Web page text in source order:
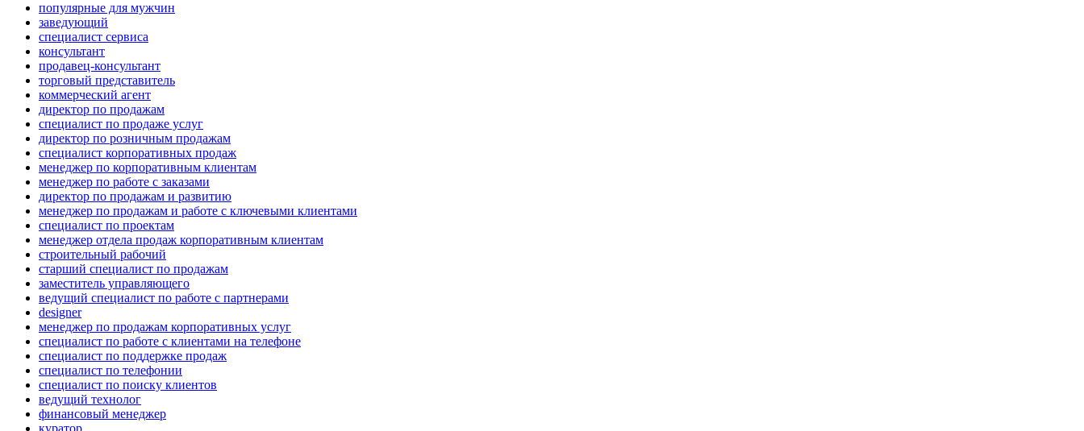
популярные для мужчин
заведующий
специалист сервиса
консультант
продавец-консультант
торговый представитель
коммерческий агент
директор по продажам
специалист по продаже услуг
директор по розничным продажам
специалист корпоративных продаж
менеджер по корпоративным клиентам
менеджер по работе с заказами
директор по продажам и развитию
менеджер по продажам и работе с ключевыми клиентами
специалист по проектам
менеджер отдела продаж корпоративным клиентам
строительный рабочий
старший специалист по продажам
заместитель управляющего
ведущий специалист по работе с партнерами
designer
менеджер по продажам корпоративных услуг
специалист по работе с клиентами на телефоне
специалист по поддержке продаж
специалист по телефонии
специалист по поиску клиентов
ведущий технолог
финансовый менеджер
куратор